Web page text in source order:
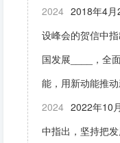
2024 2018年4月
设峰会的贺信中
国发展____，全
能，用新动能推
2024 2022年10
中指出，坚持把